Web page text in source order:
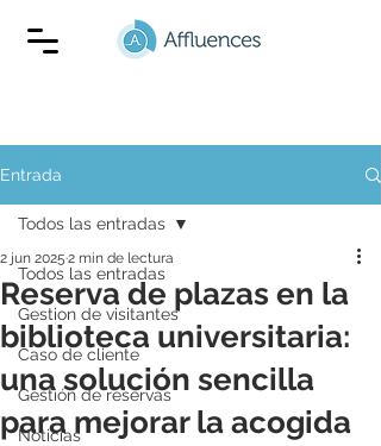
Entrada
Todos las entradas
Gestion de visitantes
Caso de cliente
Gestión de reservas
Noticias
Todos las entradas
Reserva de plazas en la
biblioteca universitaria:
una solución sencilla
para mejorar la acogida
2 jun 2025 2 min de lectura